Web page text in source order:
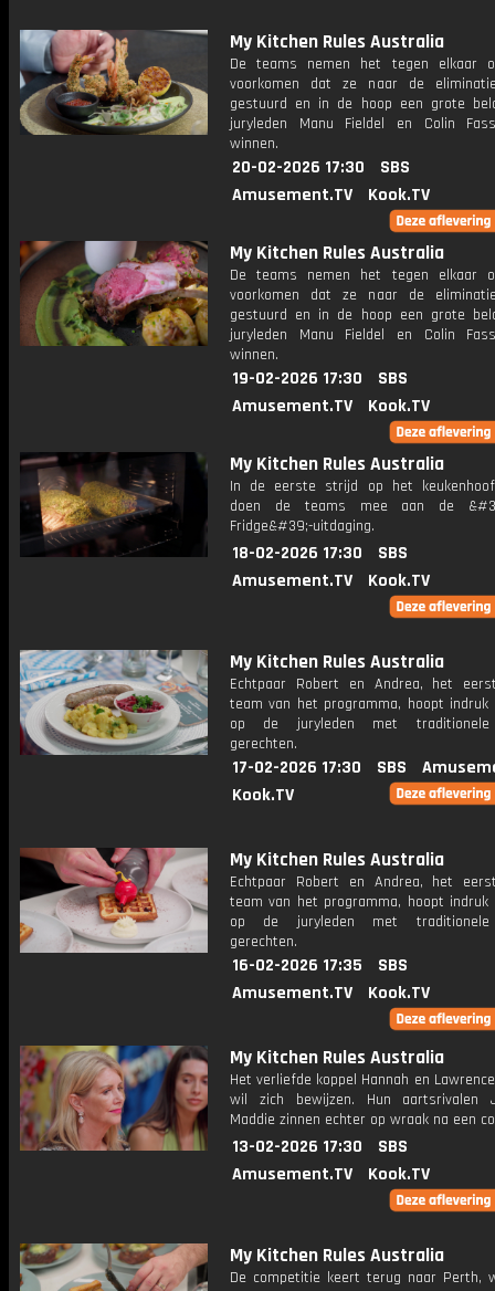
My Kitchen Rules Australia
De teams nemen het tegen elkaar
voorkomen dat ze naar de
gestuurd en in de hoop een grote
juryleden Manu Fieldel en Colin
winnen.
20-02-2026 17:30
SBS
Amusement.TV
Kook.TV
My Kitchen Rules Australia
De teams nemen het tegen elkaar
voorkomen dat ze naar de
gestuurd en in de hoop een grote
juryleden Manu Fieldel en Colin
winnen.
19-02-2026 17:30
SBS
Amusement.TV
Kook.TV
My Kitchen Rules Australia
In de eerste strijd op het
doen de teams mee aan de
Fridge&#39;-uitdaging.
18-02-2026 17:30
SBS
Amusement.TV
Kook.TV
My Kitchen Rules Australia
Echtpaar Robert en Andrea, het
team van het programma, hoopt indruk
op de juryleden met traditionele
gerechten.
17-02-2026 17:30 SBS
Kook.TV
My Kitchen Rules Australia
Echtpaar Robert en Andrea, het
team van het programma, hoopt indruk
op de juryleden met traditionele
gerechten.
16-02-2026 17:35
SBS
Amusement.TV
Kook.TV
My Kitchen Rules Australia
Het verliefde koppel Hannah en
wil zich bewijzen. Hun aartsrivalen
Maddie zinnen echter op wraak na een
13-02-2026 17:30
SBS
Amusement.TV
Kook.TV
My Kitchen Rules Australia
De competitie keert terug naar Perth,